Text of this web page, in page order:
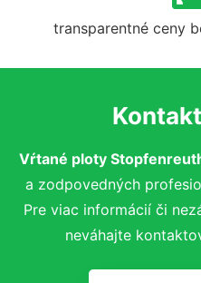
transparentné ceny
Vŕtané ploty
a zodpovedných
Pre viac informácií či
neváhajte